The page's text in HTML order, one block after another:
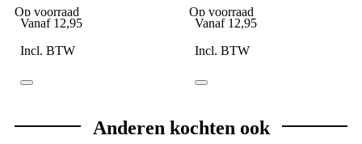
Op voorraad
Vanaf 12,95
Incl. BTW
Op voorraad
Vanaf 12,95
Incl. BTW
Anderen kochten ook